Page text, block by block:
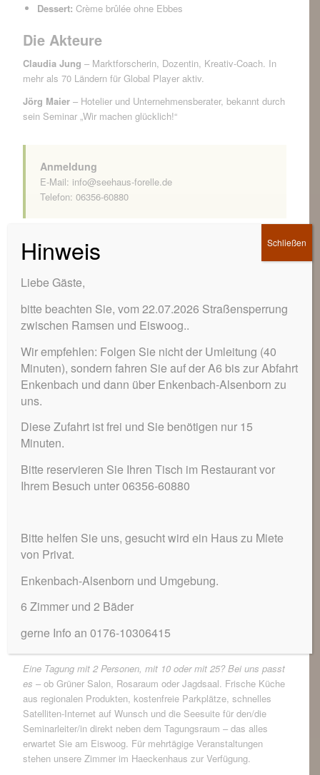
Dessert: Crème brûlée ohne Ebbes
Die Akteure
Claudia Jung – Marktforscherin, Dozentin, Kreativ-Coach. In
mehr als 70 Ländern für Global Player aktiv.
Jörg Maier – Hotelier und Unternehmensberater, bekannt durch
sein Seminar „Wir machen glücklich!“
Anmeldung
E-Mail: info@seehaus-forelle.de
Telefon: 06356-60880
Tagen am
Ihre Firmentagung in der Pfalz — ganz auf
Ihre Vorstellung zugeschnitten
Ihre Tagung – individuell für Sie angepasst. Rufen Sie
uns an und äußern Sie Ihre Wünsche. Unser Team berät
Sie gerne und nennt Ihnen Preise und Möglichkeiten.
Eine Tagung mit 2 Personen, mit 10 oder mit 25? Bei uns passt
es – ob Grüner Salon, Rosaraum oder Jagdsaal. Frische Küche
aus regionalen Produkten, kostenfreie Parkplätze, schnelles
Satelliten-Internet auf Wunsch und die Seesuite für den/die
Seminarleiter/in direkt neben dem Tagungsraum – das alles
erwartet Sie am Eiswoog. Für mehrtägige Veranstaltungen
stehen unsere Zimmer im Haeckenhaus zur Verfügung.
Hinweis
Liebe Gäste,
bitte beachten Sie, vom 22.07.2026 Straßensperrung
zwischen Ramsen und Eiswoog..
Wir empfehlen: Folgen Sie nicht der Umleitung (40
Minuten), sondern fahren Sie auf der A6 bis zur Abfahrt
Enkenbach und dann über Enkenbach-Alsenborn zu
uns.
Diese Zufahrt ist frei und Sie benötigen nur 15
Minuten.
Bitte reservieren Sie Ihren Tisch im Restaurant vor
Ihrem Besuch unter 06356-60880
Bitte helfen Sie uns, gesucht wird ein Haus zu Miete
von Privat.
Enkenbach-Alsenborn und Umgebung.
6 Zimmer und 2 Bäder
gerne Info an 0176-10306415
Schließen